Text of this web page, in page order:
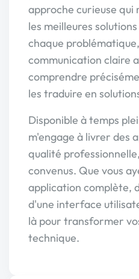
approche curieuse qui
les meilleures
chaque
communication claire
comprendre
les traduire en
Disponible à temps
m'engage à livrer des
qualité
convenus. Que vous
application complète,
d'une interface
là pour transformer
technique.